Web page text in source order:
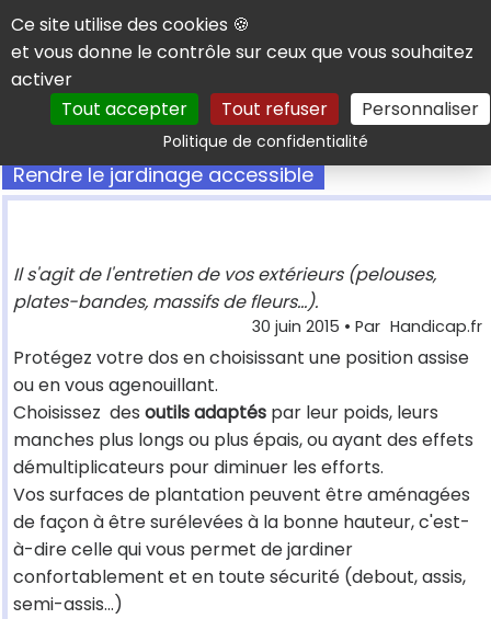
Panneau de gestion des cookies
Ce site utilise des cookies 🍪
et vous donne le contrôle sur ceux que vous souhaitez
activer
Tout accepter
Tout refuser Personnaliser
Politique de confidentialitéRechercher
Rendre le jardinage accessible
Il s'agit de l'entretien de vos extérieurs (pelouses,
plates-bandes, massifs de fleurs...).
30 juin 2015 • Par Handicap.fr
Protégez votre dos en choisissant une position assise
ou en vous agenouillant.
Choisissez des outils adaptés par leur poids, leurs
manches plus longs ou plus épais, ou ayant des effets
démultiplicateurs pour diminuer les efforts.
Vos surfaces de plantation peuvent être aménagées
de façon à être surélevées à la bonne hauteur, c'est-
à-dire celle qui vous permet de jardiner
confortablement et en toute sécurité (debout, assis,
semi-assis…)